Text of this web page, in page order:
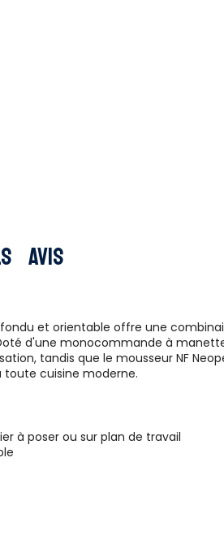
Avis
et orientable offre une
d'une monocommande à
tandis que le mousseur NF
cuisine moderne.
à poser ou sur plan de travail